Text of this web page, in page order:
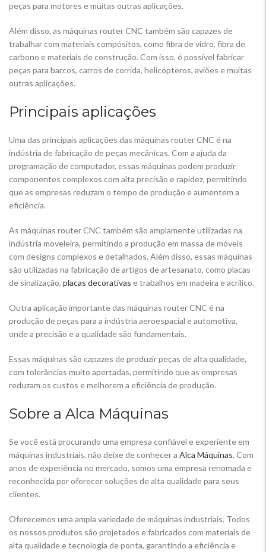
peças para motores e muitas outras aplicações.
Além disso, as máquinas router CNC também são capazes de
trabalhar com materiais compósitos, como fibra de vidro, fibra de
carbono e materiais de construção. Com isso, é possível fabricar
peças para barcos, carros de corrida, helicópteros, aviões e muitas
outras aplicações.
Principais aplicações
Uma das principais aplicações das máquinas router CNC é na
indústria de fabricação de peças mecânicas. Com a ajuda da
programação de computador, essas máquinas podem produzir
componentes complexos com alta precisão e rapidez, permitindo
que as empresas reduzam o tempo de produção e aumentem a
eficiência.
As máquinas router CNC também são amplamente utilizadas na
indústria moveleira, permitindo a produção em massa de móveis
com designs complexos e detalhados. Além disso, essas máquinas
são utilizadas na fabricação de artigos de artesanato, como placas
de sinalização, placas decorativas e trabalhos em madeira e acrílico.
Outra aplicação importante das máquinas router CNC é na
produção de peças para a indústria aeroespacial e automotiva,
onde a precisão e a qualidade são fundamentais.
Essas máquinas são capazes de produzir peças de alta qualidade,
com tolerâncias muito apertadas, permitindo que as empresas
reduzam os custos e melhorem a eficiência de produção.
Sobre a Alca Máquinas
Se você está procurando uma empresa confiável e experiente em
máquinas industriais, não deixe de conhecer a Alca Máquinas. Com
anos de experiência no mercado, somos uma empresa renomada e
reconhecida por oferecer soluções de alta qualidade para seus
clientes.
Oferecemos uma ampla variedade de máquinas industriais. Todos
os nossos produtos são projetados e fabricados com materiais de
alta qualidade e tecnologia de ponta, garantindo a eficiência e